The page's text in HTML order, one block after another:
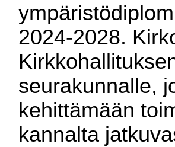
2024-2028.
seurakunnalle,
kehittämään
kannalta